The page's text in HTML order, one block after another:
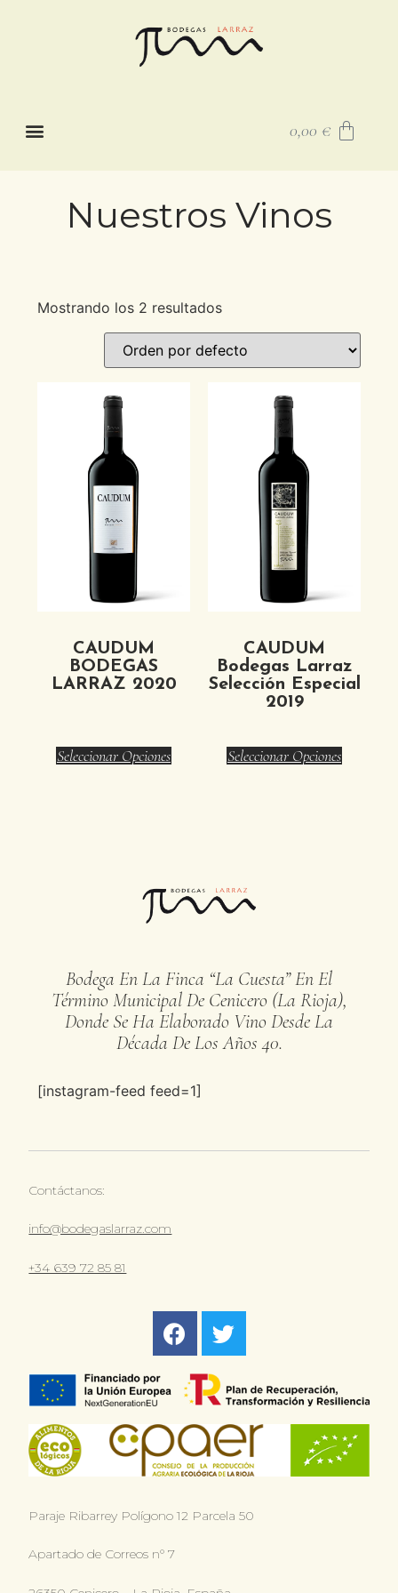
0,00 €
Nuestros Vinos
Mostrando los 2 resultados
CAUDUM
BODEGAS
LARRAZ 2020
Seleccionar Opciones
CAUDUM
Bodegas Larraz
Selección Especial
2019
Seleccionar Opciones
Bodega En La Finca “La Cuesta” En El
Término Municipal De Cenicero (La Rioja),
Donde Se Ha Elaborado Vino Desde La
Década De Los Años 40.
[instagram-feed feed=1]
Paraje Ribarrey Polígono 12 Parcela 50
Apartado de Correos n° 7
Contáctanos:
info@bodegaslarraz.com
+34 639 72 85 81